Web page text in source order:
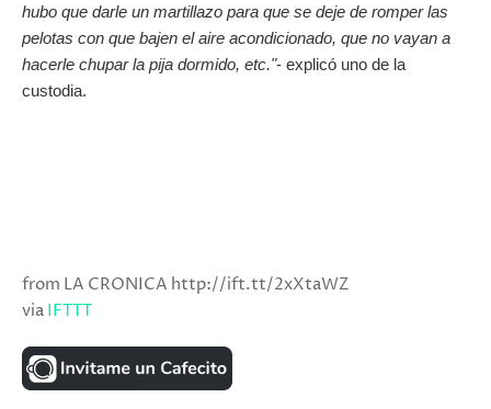
hubo que darle un martillazo para que se deje de romper las
pelotas con que bajen el aire acondicionado, que no vayan a
hacerle chupar la pija dormido, etc."- explicó uno de la
custodia.
from LA CRONICA http://ift.tt/2xXtaWZ
viaIFTTT